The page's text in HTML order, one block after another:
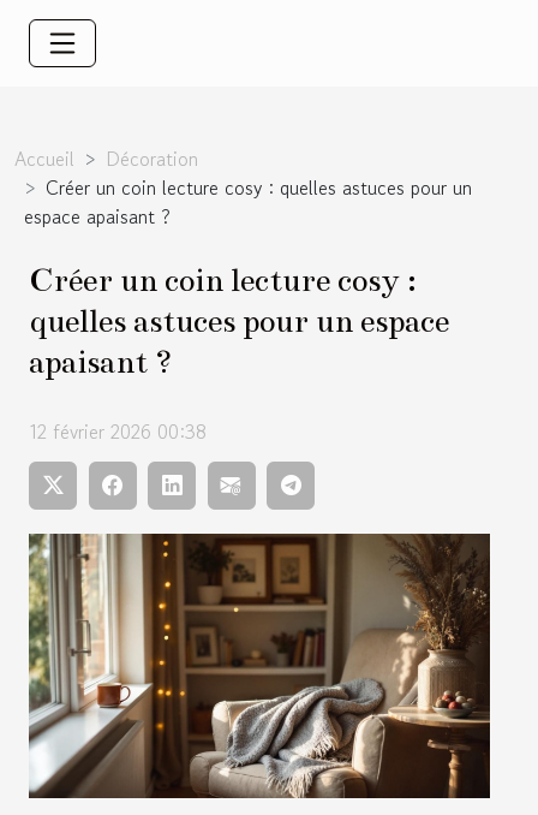
Accueil
Décoration
Créer un coin lecture cosy : quelles astuces pour un
espace apaisant ?
Créer un coin lecture cosy :
quelles astuces pour un espace
apaisant ?
12 février 2026 00:38